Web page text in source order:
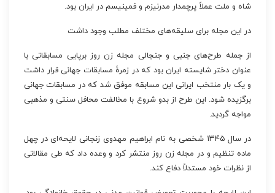
شاه و ملت عملاً پرچمدار مدرنیزم و فمینیسم در ایران بود.
در این مجله برای سلیقه‌های مختلف مطلب وجود داشت
از جمله طرح‌های جنبی و جنجالی مجله زن روز برپایی مسابقاتی با
عنوان دختر شایسته ایران بود که در زمرهٔ مسابقات جهانی قرار داشت
و یک بار منتخب ایرانی این مسابقه موفق شد که در مسابقات جهانی
برگزیده شود. این طرح از بدو شروع با مخالفت محافل سنتی و مذهبی
مواجه گردید.
در سال ۱۳۴۵ شخصی به نام ابراهیم مهدوی زنجانی لایحه‌ای در چهل
ماده تنظیم و در مجله زن روز منتشر کرد و وعده داد که طی مقالاتی
از نظرات خود مستدلاً دفاع کند.